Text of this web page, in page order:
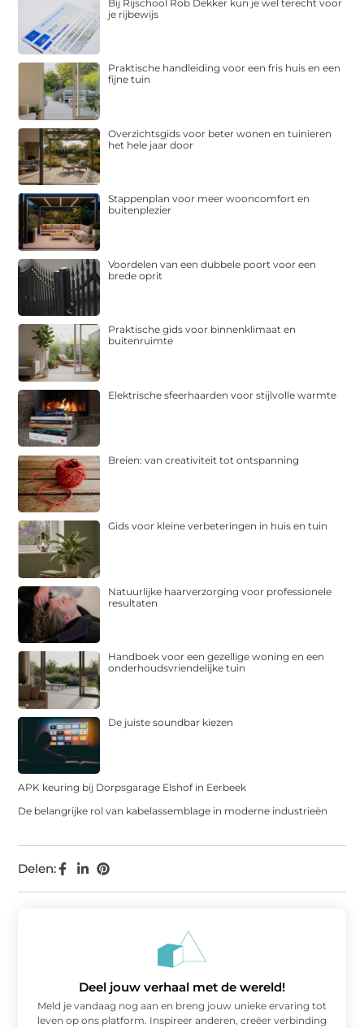
Delen:
Bij Rijschool Rob Dekker kun je wel terecht voor
je rijbewijs
Praktische handleiding voor een fris huis en een
fijne tuin
Overzichtsgids voor beter wonen en tuinieren
het hele jaar door
Stappenplan voor meer wooncomfort en
buitenplezier
Voordelen van een dubbele poort voor een
brede oprit
Praktische gids voor binnenklimaat en
buitenruimte
Elektrische sfeerhaarden voor stijlvolle warmte
Breien: van creativiteit tot ontspanning
Gids voor kleine verbeteringen in huis en tuin
Natuurlijke haarverzorging voor professionele
resultaten
Handboek voor een gezellige woning en een
onderhoudsvriendelijke tuin
De juiste soundbar kiezen
APK keuring bij Dorpsgarage Elshof in Eerbeek
De belangrijke rol van kabelassemblage in moderne industrieën
Deel jouw verhaal met de wereld!
Meld je vandaag nog aan en breng jouw unieke ervaring tot
leven op ons platform. Inspireer anderen, creëer verbinding